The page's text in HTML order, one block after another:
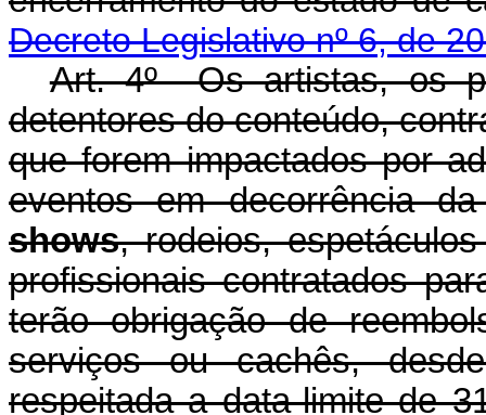
Decreto Legislativo nº 6, de
Art. 4º Os artistas, os
detentores do conteúdo,
que forem impactados por
eventos em decorrência
shows, rodeios,
profissionais contratados
terão obrigação de
serviços ou cachês,
respeitada a data-limite de